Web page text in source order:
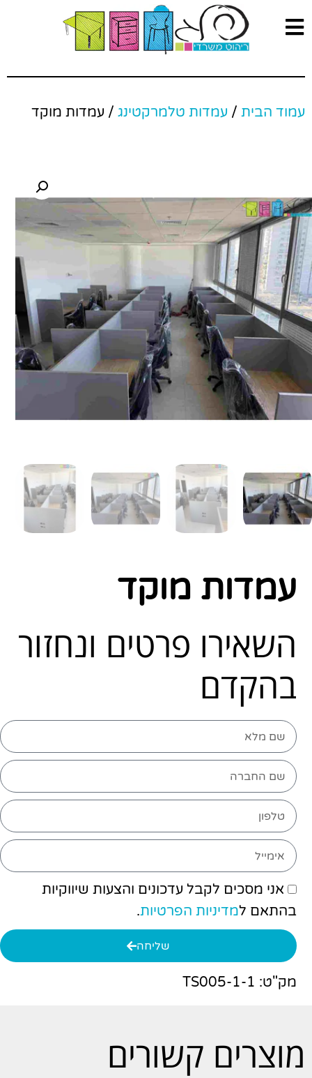
עמוד הבית/ עמדות טלמרקטינג/ עמדות מוקד
עמדות מוקד
השאירו פרטים ונחזור
בהקדם
אני מסכים לקבל עדכונים והצעות שיווקיות
בהתאם למדיניות הפרטיות.
שליחה
מק"ט: TS005-1-1
מוצרים קשורים